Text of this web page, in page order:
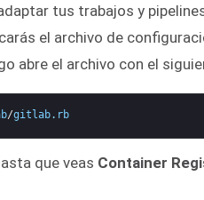
tus trabajos y
el archivo de
abre el archivo con el
/gitlab. rb
que veas Container